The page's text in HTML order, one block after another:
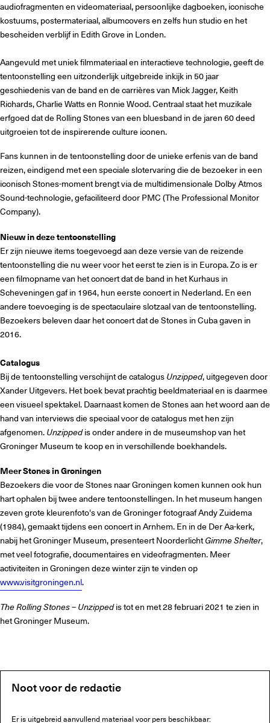
audiofragmenten en videomateriaal, persoonlijke dagboeken, iconische
kostuums, postermateriaal, albumcovers en zelfs hun studio en het
bescheiden verblijf in Edith Grove in Londen.
Aangevuld met uniek filmmateriaal en interactieve technologie, geeft de
tentoonstelling een uitzonderlijk uitgebreide inkijk in 50 jaar
geschiedenis van de band en de carrières van Mick Jagger, Keith
Richards, Charlie Watts en Ronnie Wood. Centraal staat het muzikale
erfgoed dat de Rolling Stones van een bluesband in de jaren 60 deed
uitgroeien tot de inspirerende culture iconen.
Fans kunnen in de tentoonstelling door de unieke erfenis van de band
reizen, eindigend met een speciale slotervaring die de bezoeker in een
iconisch Stones-moment brengt via de multidimensionale Dolby Atmos
Sound-technologie, gefaciliteerd door PMC (The Professional Monitor
Company).
Nieuw in deze tentoonstelling
Er zijn nieuwe items toegevoegd aan deze versie van de reizende
tentoonstelling die nu weer voor het eerst te zien is in Europa. Zo is er
een filmopname van het concert dat de band in het Kurhaus in
Scheveningen gaf in 1964, hun eerste concert in Nederland. En een
andere toevoeging is de spectaculaire slotzaal van de tentoonstelling.
Bezoekers beleven daar het concert dat de Stones in Cuba gaven in
2016.
Catalogus
Bij de tentoonstelling verschijnt de catalogus Unzipped, uitgegeven door
Xander Uitgevers. Het boek bevat prachtig beeldmateriaal en is daarmee
een visueel spektakel. Daarnaast komen de Stones aan het woord aan de
hand van interviews die speciaal voor de catalogus met hen zijn
afgenomen. Unzippedis onder andere in de museumshop van het
Groninger Museum te koop en in verschillende boekhandels.
Meer Stones in Groningen
Bezoekers die voor de Stones naar Groningen komen kunnen ook hun
hart ophalen bij twee andere tentoonstellingen. In het museum hangen
zeven grote kleurenfoto's van de Groninger fotograaf Andy Zuidema
(1984), gemaakt tijdens een concert in Arnhem. En in de Der Aa-kerk,
nabij het Groninger Museum, presenteert NoorderlichtGimme Shelter,
met veel fotografie, documentaires en videofragmenten. Meer
activiteiten in Groningen deze winter zijn te vinden op
www.visitgroningen.nl.
The Rolling Stones – Unzippedis tot en met 28 februari 2021 te zien in
het Groninger Museum.
Noot voor de redactie
Er is uitgebreid aanvullend materiaal voor pers beschikbaar: